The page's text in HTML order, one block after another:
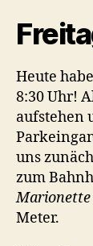
Heute
8:30 Uhr!
aufstehen
uns
zum
Marionette
Meter.